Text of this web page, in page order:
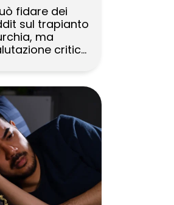
fidare dei
sul trapianto
ma
critica
Sebbene
le
di pazienti
cliniche di alta
cercare
verificabili. Un